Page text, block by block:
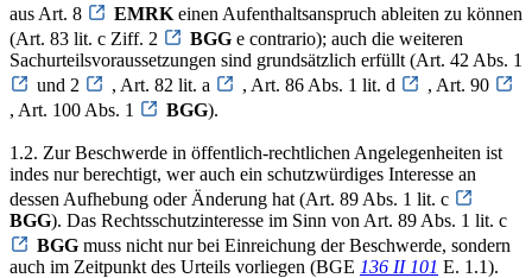
aus Art. 8
EMRK einen Aufenthaltsanspruch ableiten zu können
(Art. 83 lit. c Ziff. 2
BGG e contrario); auch die weiteren
Sachurteilsvoraussetzungen sind grundsätzlich erfüllt (Art. 42 Abs. 1
und 2
, Art. 82 lit. a , Art. 86 Abs. 1 lit. d
, Art. 90
, Art. 100 Abs. 1
BGG).
1.2. Zur Beschwerde in öffentlich-rechtlichen Angelegenheiten ist
indes nur berechtigt, wer auch ein schutzwürdiges Interesse an
dessen Aufhebung oder Änderung hat (Art. 89 Abs. 1 lit. c
BGG). Das Rechtsschutzinteresse im Sinn von Art. 89 Abs. 1 lit. c
BGG muss nicht nur bei Einreichung der Beschwerde, sondern
auch im Zeitpunkt des Urteils vorliegen (BGE 136 II 101 E. 1.1).